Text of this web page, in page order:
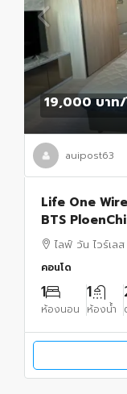
19,000 บาท
auipost63
Life One
BTS
ไลฟ์ วัน ไวร์เลส
คอนโด
1
ห้องนอน
1
ห้องน้ำ